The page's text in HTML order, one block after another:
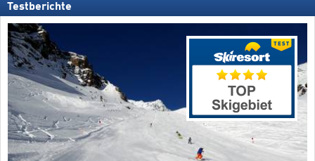
Testberichte